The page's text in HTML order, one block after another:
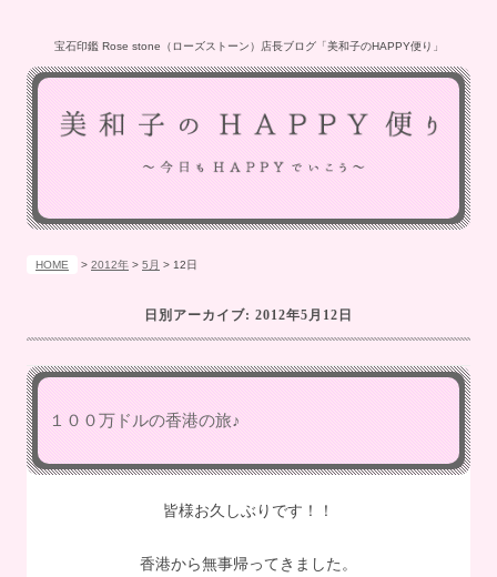
宝石印鑑 Rose stone（ローズストーン）店長ブログ「美和子のHAPPY便り」
HOME > 2012年 > 5月 > 12日
日別アーカイブ: 2012年5月12日
１００万ドルの香港の旅♪
皆様お久しぶりです！！
香港から無事帰ってきました。